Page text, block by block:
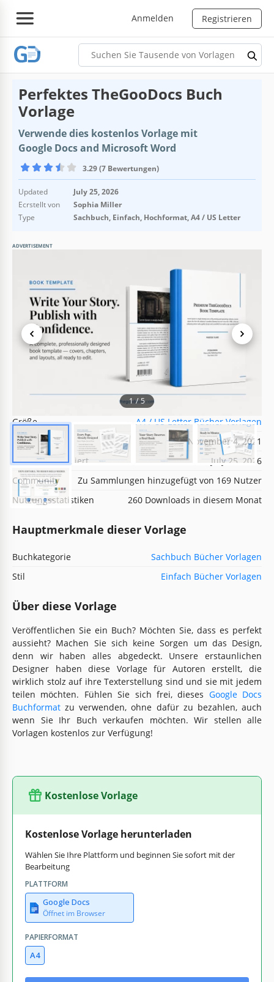
Anmelden Registrieren
Perfektes TheGooDocs Buch
Vorlage
Verwende dies kostenlos Vorlage mit
Google Docs and Microsoft Word
3.29 (7 Bewertungen)
Updated
July 25, 2026
Ecrstellt von
Sophia Miller
Type
Sachbuch, Einfach, Hochformat, A4 / US Letter
ADVERTISEMENT
1/5
Vorlagenspezifikationen
Google Docs
Hochformat Bücher Vorlagen
Größe
A4 / US Letter Bücher Vorlagen
Erstellt
November 4, 2021
Zuletzt aktualisiert
July 25, 2026
Community
Zu Sammlungen hinzugefügt von 169 Nutzer
Nutzungsstatistiken
260 Downloads in diesem Monat
Hauptmerkmale dieser Vorlage
Buchkategorie
Sachbuch Bücher Vorlagen
Stil
Einfach Bücher Vorlagen
Über diese Vorlage
Veröffentlichen Sie ein Buch? Möchten Sie, dass es perfekt
aussieht? Machen Sie sich keine Sorgen um das Design,
denn wir haben alles abgedeckt. Unsere erstaunlichen
Designer haben diese Vorlage für Autoren erstellt, die
wirklich stolz auf ihre Texterstellung sind und sie mit jedem
teilen möchten. Fühlen Sie sich frei, dieses Google Docs
Buchformat zu verwenden, ohne dafür zu bezahlen, auch
wenn Sie Ihr Buch verkaufen möchten. Wir stellen alle
Vorlagen kostenlos zur Verfügung!
Kostenlose Vorlage
Kostenlose Vorlage herunterladen
Wählen Sie Ihre Plattform und beginnen Sie sofort mit der
Bearbeitung
PLATTFORM
Google Docs
Öffnet im Browser
PAPIERFORMAT
A4